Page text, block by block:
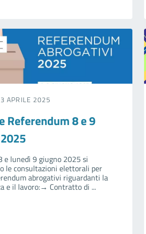
APRILE 2025
Referendum 8 e 9
e lunedì 9 giugno 2025 si
le consultazioni elettorali per
abrogativi riguardanti la
e il lavoro:→ Contratto di ...